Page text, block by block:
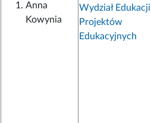
Anna
Kowynia
Wydział
Projektów
Edukacyjnych